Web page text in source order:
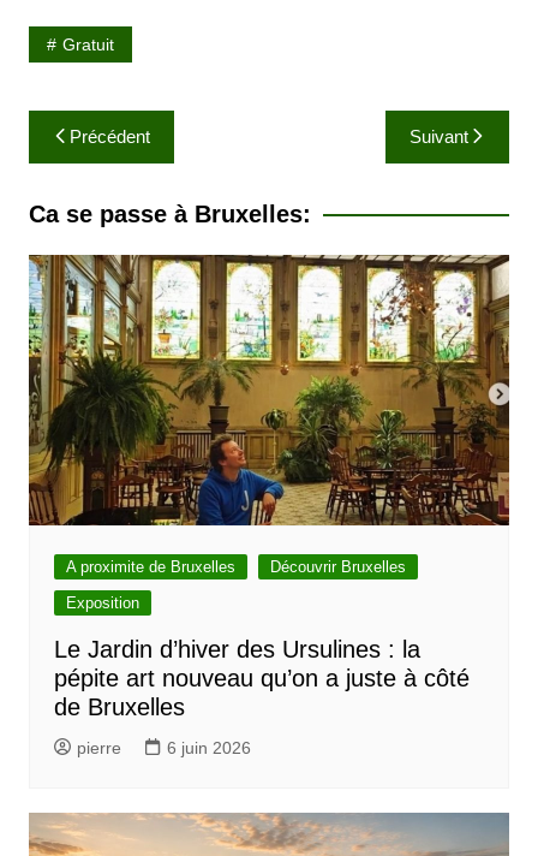
Gratuit
a
v
g
a
t
i
o
n
d
e
l
Précédent Suivant
Ca se passe à Bruxelles:
A proximite de Bruxelles
Découvrir Bruxelles
Exposition
Le Jardin d’hiver des Ursulines : la
pépite art nouveau qu’on a juste à côté
de Bruxelles
pierre 6 juin 2026